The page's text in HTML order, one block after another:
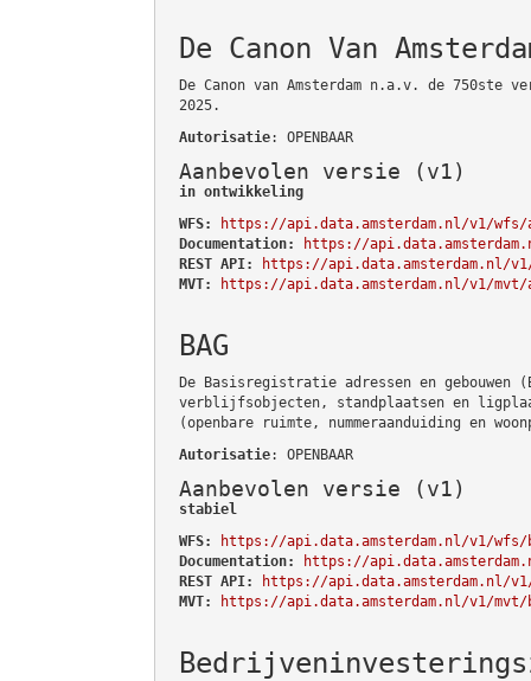
De Canon Van
De Canon van Amsterdam n.a.v. de 750ste
2025.
Autorisatie: OPENBAAR
Aanbevolen versie (v1)
in ontwikkeling
WFS:
https://api.data.amsterdam.nl/v1/wfs/
Documentation:
https://
REST API:
https://api.data.amsterdam.nl/v1/
MVT:
https://api.data.amsterdam.nl/v1/mvt/
BAG
De Basisregistratie adressen en gebouwen
verblijfsobjecten, standplaatsen en
(openbare ruimte, nummeraanduiding en
Autorisatie: OPENBAAR
Aanbevolen versie (v1)
stabiel
WFS:
https://api.data.amsterdam.nl/v1/wfs/
Documentation:
https://
REST API:
https://api.data.amsterdam.nl/
MVT:
https://api.data.amsterdam.nl/v1/mvt/